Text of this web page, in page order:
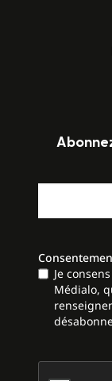
Je
Médialo,
CAPTCHA